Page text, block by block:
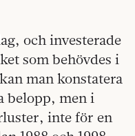
och investerade
som behövdes i
man konstatera
belopp, men i
inte för en